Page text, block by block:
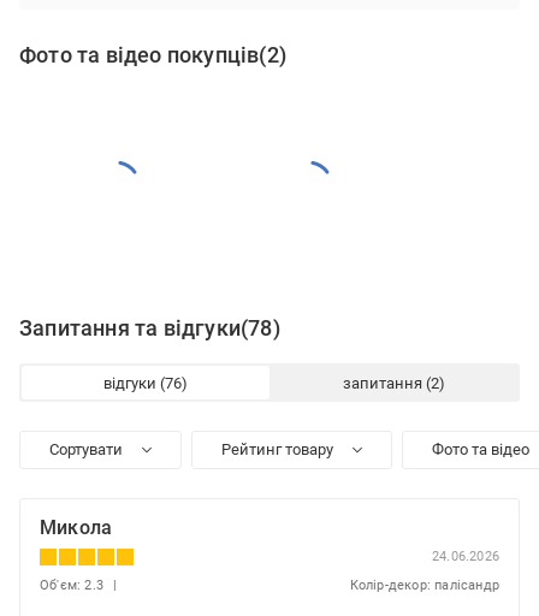
Фото та відео покупців(2)
Запитання та відгуки(78)
відгуки запитання
Сортувати Рейтинг товару Фото та відео
Микола
24.06.2026
Об'єм: 2.3
Колір-декор: палісандр